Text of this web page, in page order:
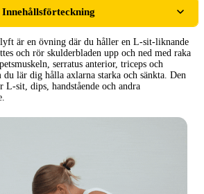
Innehållsförteckning
är en övning där du håller en L-sit-liknande
och rör skulderbladen upp och ned med raka
serratus anterior, triceps och
lär dig hålla axlarna starka och sänkta. Den
sit, dips, handstående och andra